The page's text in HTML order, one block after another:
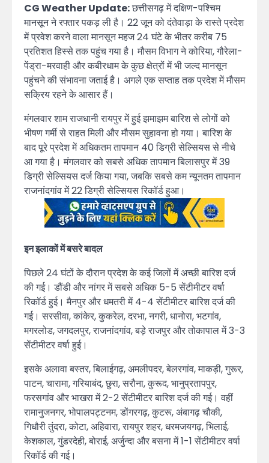
CG Weather Update:छत्तीसगढ़ में दक्षिण-पश्चिम
मानसून ने रफ्तार पकड़ ली है। 22 जून को दंतेवाड़ा के रास्ते प्रदेश
में प्रवेश करने वाला मानसून महज 24 घंटे के भीतर करीब 75
प्रतिशत हिस्से तक पहुंच गया है। मौसम विभाग ने कोरिया, गौरेला-
पेंड्रा-मरवाही और कबीरधाम के कुछ क्षेत्रों में भी जल्द मानसून
पहुंचने की संभावना जताई है। अगले एक सप्ताह तक प्रदेश में मौसम
सक्रिय रहने के आसार हैं।
मंगलवार शाम राजधानी रायपुर में हुई झमाझम बारिश से लोगों को
भीषण गर्मी से राहत मिली और मौसम सुहावना हो गया। बारिश के
बाद पूरे प्रदेश में अधिकतम तापमान 40 डिग्री सेल्सियस से नीचे
आ गया है। मंगलवार को सबसे अधिक तापमान बिलासपुर में 39
डिग्री सेल्सियस दर्ज किया गया, जबकि सबसे कम न्यूनतम तापमान
राजनांदगांव में 22 डिग्री सेल्सियस रिकॉर्ड हुआ।
इन इलाकों में बसरे बादल
पिछले 24 घंटों के दौरान प्रदेश के कई जिलों में अच्छी बारिश दर्ज
की गई। डौंडी और नांगर में सबसे अधिक 5-5 सेंटीमीटर वर्षा
रिकॉर्ड हुई। मैनपुर और धमतरी में 4-4 सेंटीमीटर बारिश दर्ज की
गई। सरसीवा, कांकेर, कुकरेल, दरभा, नगरी, धानोरा, भटगांव,
मगरलोड, जगदलपुर, राजनांदगांव, बड़े राजपुर और तोकापाल में 3-3
सेंटीमीटर वर्षा हुई।
इसके अलावा बस्तर, बिलाईगढ़, अमलीपदर, बेलरगांव, माकड़ी, गुरूर,
पाटन, चारामा, गरियाबंद, छुरा, सरौना, कुरूद, भानुप्रतापपुर,
फरसगांव और भाखरा में 2-2 सेंटीमीटर बारिश दर्ज की गई। वहीं
रामानुजनगर, भोपालपट्टनम, डोंगरगढ़, कुटरू, अंबागढ़ चौकी,
गिधौरी तुंदरा, कोटा, अहिवारा, रायपुर शहर, धरमजयगढ़, भिलाई,
केशकाल, गुंडरदेही, बोराई, अर्जुन्दा और बसना में 1-1 सेंटीमीटर वर्षा
रिकॉर्ड की गई।